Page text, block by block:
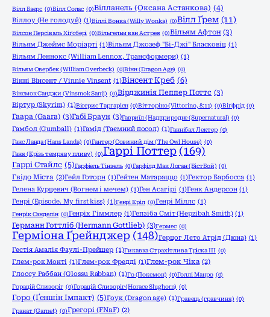
Вілл Баєрс (0)Вілл Солас (0)Вілланель (Оксана Астанкова) (4)
Віллоу (Не голодуй) (1)Віллі Вонка (Willy Wonka) (0)Вілл Ґрем (11)
Вілсон Персіваль Хіґсбері (0)Вільгельм ван Астрея (0)Вільям Афтон (3)
Вільям Джеймс Моріарті (1)Вільям Джозеф "Бі-Джі" Бласковіц (1)
Вільям Леннокс (William Lennox, Трансформери) (1)
Вільям Овербек (William Overbeck) (0)Вінн (Dragon Age) (0)
Вінні Вінсент / Vinnie Vinsent (1)Вінсент Креб (6)
Вінсмок Санджи (Vinsmok Sanji) (0)Вірджинія Пеппер Поттс (3)
Віртур (Skyrim) (1)Вісерис Таргарієн (0)Вітторіно (Vittorino, 8:11) (0)Віґфрід (0)
Гаара (Gaara) (3)Габі Браун (3)Гавриїл (Надприродне (Supernatural) (0)
Гамбол (Gumball) (1)Гамід (Таємний посол) (1)Ганнібал Лектер (0)
Ганс Ланда (Hans Landa) (0)Гантер (Совиний дім (The Owl House) (0)
Ганя (Крізь темряву пливу) (0)Гаррі Поттер (169)
Гаррі Стайлс (5)Гарфіель Тінзель (0)Гарфілд Мак Логан (БістБой) (0)
Гвідо Міста (2)Гейл Готорн (1)Гейтен Матараццо (1)Гектор Барбосса (1)
Гелена Курцевич (Вогнем і мечем) (1)Ген Асагірі (1)Генк Андерсон (1)
Генрі (Episode. My first kiss) (1)Генрі Кріл (0)Генрі Міллс (1)
Генрік Санделін (0)Генріх Гіммлер (1)Гепзіба Сміт (Hepzibah Smith) (1)
Германн Готтліб (Hermann Gottlieb) (3)Гермес (0)
Герміона Ґрейнджер (148)Герцог Лєто Атрід (Дюна) (1)
Гестія Амалія Фаулі-Прейшер (1)Гикавка Страхітлива Тріска ІІІ (0)
Глем-рок Монті (1)Глем-рок Фредді (1)Глем-рок Чіка (2)
Глоссу Раббан (Glossu Rabban) (1)Го (Покемон) (0)Голлі Манро (0)
Горацій Слизоріг (0)Горацій Слизоріг (Horace Slughorn) (0)
Горо (Ґеншін Імпакт) (5)Гоук (Dragon age) (1)Гравець (гравчиня) (0)
Гранат (Garnet) (0)Грегорі (FNaF) (2)